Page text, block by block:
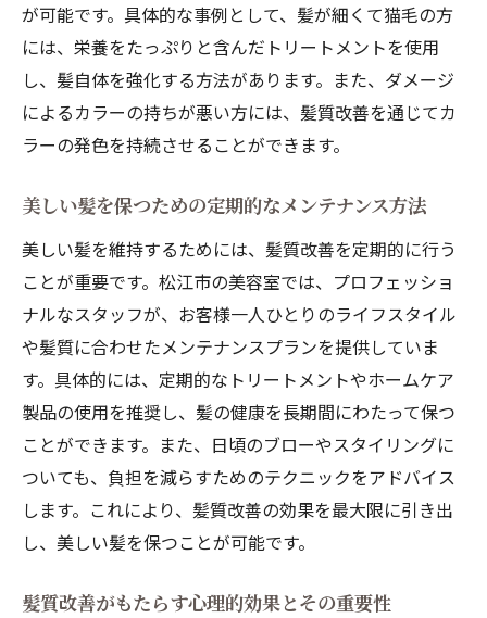
が可能です。具体的な事例として、髪が細くて猫毛の方
には、栄養をたっぷりと含んだトリートメントを使用
し、髪自体を強化する方法があります。また、ダメージ
によるカラーの持ちが悪い方には、髪質改善を通じてカ
ラーの発色を持続させることができます。
美しい髪を保つための定期的なメンテナンス方法
美しい髪を維持するためには、髪質改善を定期的に行う
ことが重要です。松江市の美容室では、プロフェッショ
ナルなスタッフが、お客様一人ひとりのライフスタイル
や髪質に合わせたメンテナンスプランを提供していま
す。具体的には、定期的なトリートメントやホームケア
製品の使用を推奨し、髪の健康を長期間にわたって保つ
ことができます。また、日頃のブローやスタイリングに
ついても、負担を減らすためのテクニックをアドバイス
します。これにより、髪質改善の効果を最大限に引き出
し、美しい髪を保つことが可能です。
髪質改善がもたらす心理的効果とその重要性